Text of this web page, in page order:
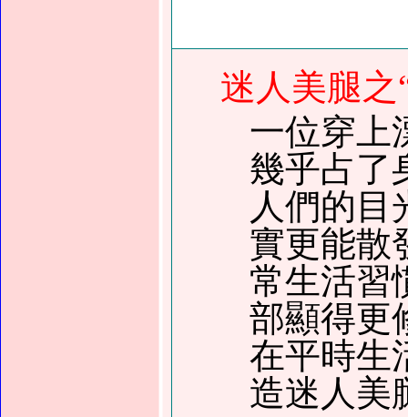
迷人美腿之
一位穿上
幾乎占了
人們的目
實更能散
常生活習
部顯得更
在平時生
造迷人美